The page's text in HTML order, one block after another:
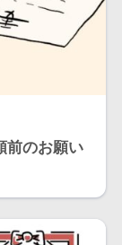
前のお願い